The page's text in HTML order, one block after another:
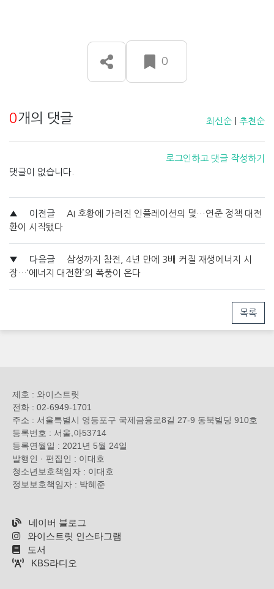
0
0개의 댓글 최신순 추천순
로그인하고 댓글 작성하기
댓글이 없습니다.
▲ 이전글
AI 호황에 가려진 인플레이션의 덫…연준 정책 대전
환이 시작됐다
▼ 다음글
삼성까지 참전, 4년 만에 3배 커질 재생에너지 시
장…‘에너지 대전환’의 폭풍이 온다
목록
제호 : 와이스트릿
전화 : 02-6949-1701
주소 : 서울특별시 영등포구 국제금융로8길 27-9 동북빌딩 910호
등록번호 : 서울,아53714
등록연월일 : 2021년 5월 24일
발행인 · 편집인 : 이대호
청소년보호책임자 : 이대호
정보보호책임자 : 박혜준
네이버 블로그
와이스트릿 인스타그램
도서
KBS라디오